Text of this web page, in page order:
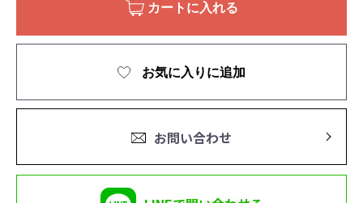
カートに入れる
お気に入りに追加
お問い合わせ